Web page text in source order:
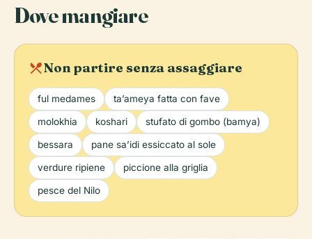
Dove mangiare
local_diningNon partire senza assaggiare
ful medames ta’ameya fatta con fave
molokhia koshari stufato di gombo (bamya)
bessara pane sa’idi essiccato al sole
verdure ripiene piccione alla griglia
pesce del Nilo